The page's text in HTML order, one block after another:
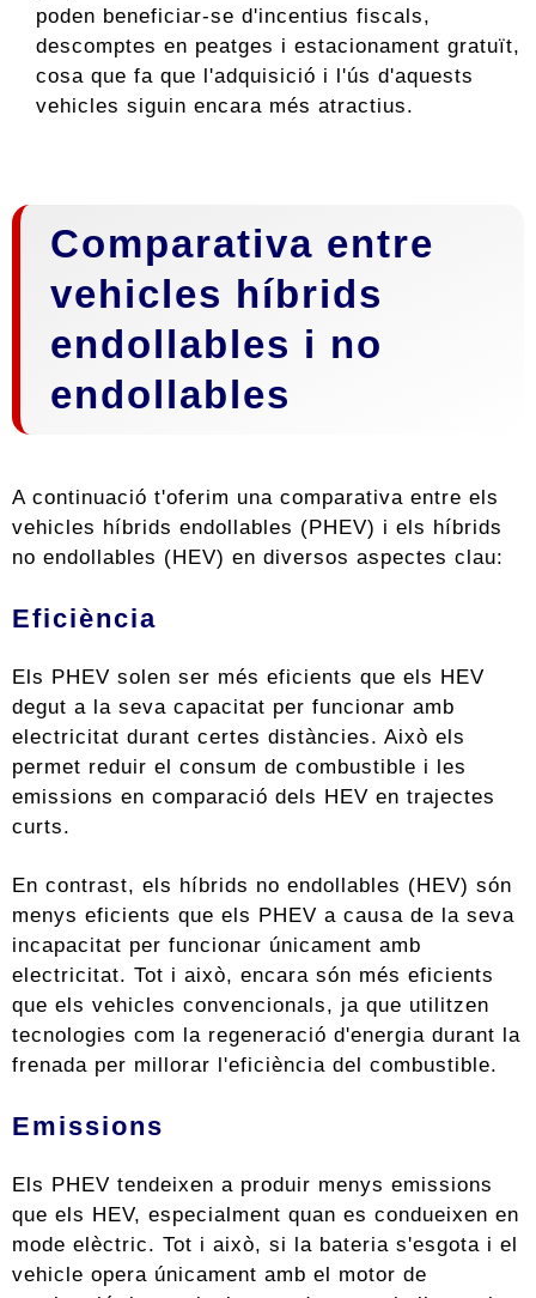
poden beneficiar-se d'incentius fiscals,
descomptes en peatges i estacionament gratuït,
cosa que fa que l'adquisició i l'ús d'aquests
vehicles siguin encara més atractius.
Comparativa entre
vehicles híbrids
endollables i no
endollables
A continuació t'oferim una comparativa entre els
vehicles híbrids endollables (PHEV) i els híbrids
no endollables (HEV) en diversos aspectes clau:
Eficiència
Els PHEV solen ser més eficients que els HEV
degut a la seva capacitat per funcionar amb
electricitat durant certes distàncies. Això els
permet reduir el consum de combustible i les
emissions en comparació dels HEV en trajectes
curts.
En contrast, els híbrids no endollables (HEV) són
menys eficients que els PHEV a causa de la seva
incapacitat per funcionar únicament amb
electricitat. Tot i això, encara són més eficients
que els vehicles convencionals, ja que utilitzen
tecnologies com la regeneració d'energia durant la
frenada per millorar l'eficiència del combustible.
Emissions
Els PHEV tendeixen a produir menys emissions
que els HEV, especialment quan es condueixen en
mode elèctric. Tot i això, si la bateria s'esgota i el
vehicle opera únicament amb el motor de